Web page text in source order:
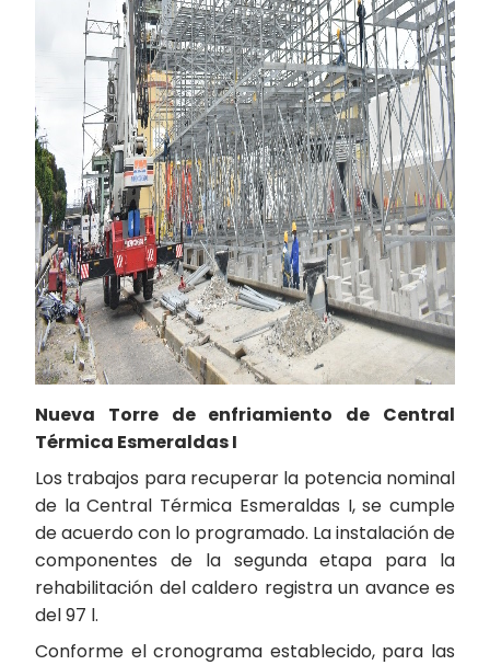
Nueva Torre de enfriamiento de Central
Térmica Esmeraldas I
Los trabajos para recuperar la potencia nominal
de la Central Térmica Esmeraldas I, se cumple
de acuerdo con lo programado. La instalación de
componentes de la segunda etapa para la
rehabilitación del caldero registra un avance es
del 97 l.
Conforme el cronograma establecido, para las